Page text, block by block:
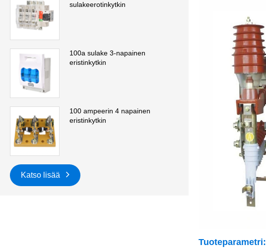
sulakeerotinkytkin
100a sulake 3-napainen
eristinkytkin
100 ampeerin 4 napainen
eristinkytkin
Katso lisää
Tuoteparametri: